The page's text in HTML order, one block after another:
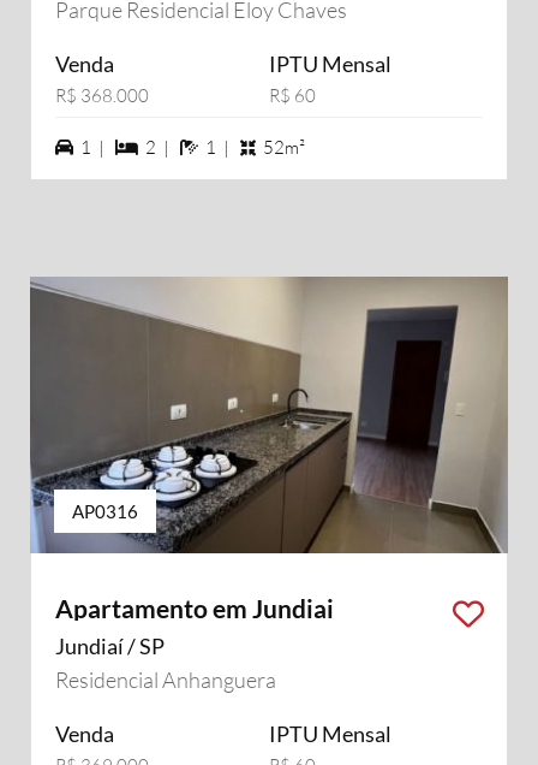
Parque Residencial Eloy Chaves
Venda
R$ 368.000
IPTU Mensal
R$ 60
1 vagas na garagem
1 | 2 dormiórios
2 | 1 banheiros
1 | 52m²
AP0316
Apartamento em Jundiai
Jundiaí / SP
Residencial Anhanguera
Venda IPTU Mensal